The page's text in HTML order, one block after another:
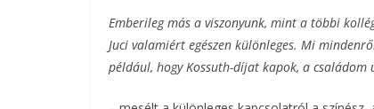
Emberileg más a viszonyunk, mint a többi
Juci valamiért egészen különleges. Mi
például, hogy Kossuth-díjat kapok, a